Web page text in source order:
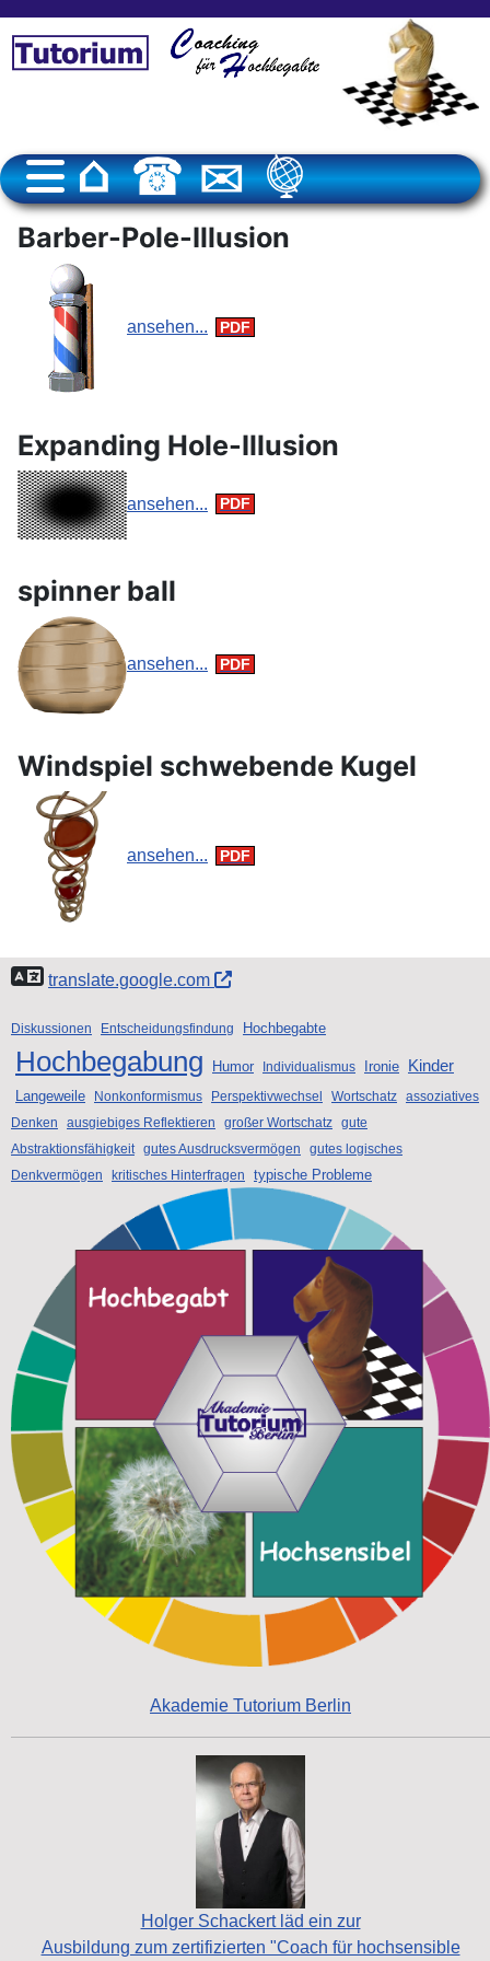
Barber-Pole-Illusion
ansehen...
Expanding Hole-Illusion
ansehen...
spinner ball
ansehen...
Windspiel schwebende Kugel
ansehen...
translate.google.com
Diskussionen Entscheidungsfindung Hochbegabte
Hochbegabung Humor Individualismus Ironie Kinder
Langeweile Nonkonformismus Perspektivwechsel Wortschatz assoziatives
Denken
ausgiebiges Reflektieren großer Wortschatz gute
Abstraktionsfähigkeit gutes Ausdrucksvermögen
gutes logisches
Denkvermögen
kritisches Hinterfragen typische Probleme
Akademie Tutorium Berlin
Holger Schackert läd ein zur
Ausbildung zum zertifizierten "Coach für hochsensible